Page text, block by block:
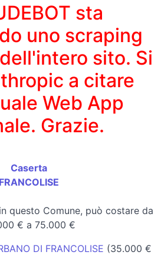
sta
uno scraping
sito. Si
a citare
Web App
Grazie.
Caserta
FRANCOLISE
questo Comune, può costare da
€ a 75.000 €
DI FRANCOLISE (35.000 €